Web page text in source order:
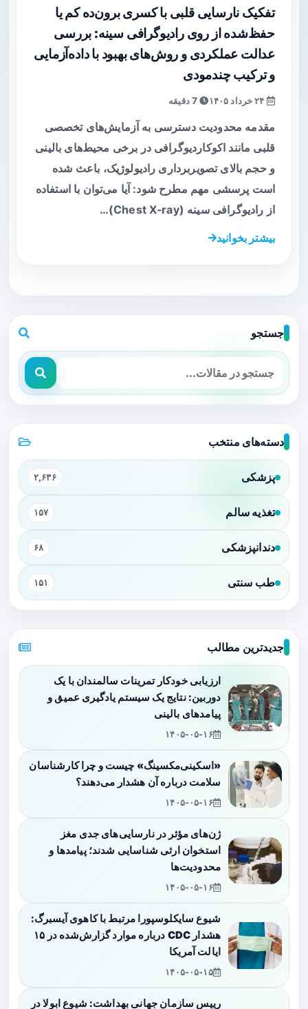
تفکیک نارسایی قلبی با کسری برون‌ده کم یا
حفظ‌شده از روی رادیوگرافی سینه: بررسی
عدالت عملکردی و روش‌های بهبود با داده‌آزمایی
و ترکیب چند‌مودی
7 دقیقه
مقدمه محدودیت دسترسی به آزمایش‌های تخصصی
قلبی مانند اکوکاردیوگرافی در برخی محیط‌های بالینی
و حجم بالای تصویربرداری رادیولوژیک، باعث شده
است پرسشی مهم مطرح شود: آیا می‌توان با استفاده
از رادیوگرافی سینه (Chest X‑ray)…
بیشتر بخوانید
جستجو
دسته‌های منتخب
پزشکی ۲,۶۳۶
تغذیه سالم ۱۵۷
دندانپزشکی ۶۸
طب سنتی ۱۵۱
جدیدترین مطالب
ارزیابی خودکار تمرینات سالمندان با یک
دوربین: نتایج یک سیستم یادگیری عمیق و
پیامدهای بالینی
۱۴۰۵-۰۵-۱۶
«اسکینی‌مکسینگ» چیست و چرا کارشناسان
سلامت درباره آن هشدار می‌دهند؟
۱۴۰۵-۰۵-۱۶
ژن‌های مؤثر در نارسایی‌های جدی مغز
استخوان ارثی شناسایی شدند؛ پیامدها و
محدودیت‌ها
۱۴۰۵-۰۵-۱۶
شیوع سایکلوسپورا مرتبط با کاهوی آیسبرگ:
هشدار CDC درباره موارد گزارش‌شده در ۱۵
ایالت آمریکا
۱۴۰۵-۰۵-۱۵
رییس سازمان جهانی بهداشت: شیوع ابولا در